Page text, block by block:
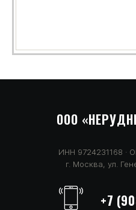
ООО
ИНН 9724231168 ·
г. Москва, ул.
+7